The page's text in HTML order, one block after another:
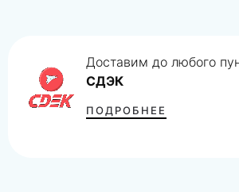
Доставим до любого
СДЭК
ПОДРОБНЕЕ